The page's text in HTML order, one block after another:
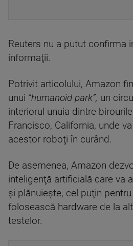
Reuters nu a putut confirma
informaţii.
Potrivit articolului, Amazon
unui ”humanoid park”, un
interiorul unuia dintre
Francisco, California, unde
acestor roboţi în curând.
De asemenea, Amazon
inteligenţă artificială care va
şi plănuieşte, cel puţin
folosească hardware de la
testelor.